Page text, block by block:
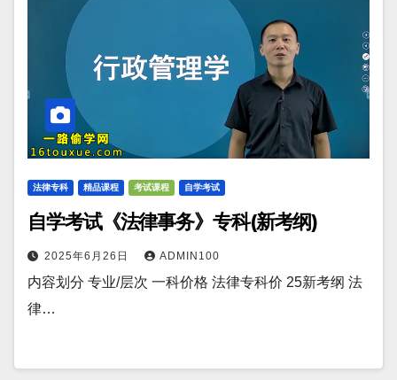
法律专科 精品课程 考试课程 自学考试
自学考试《法律事务》专科(新考纲)
2025年6月26日 ADMIN100
内容划分 专业/层次 一科价格 法律专科价 25新考纲 法
律…